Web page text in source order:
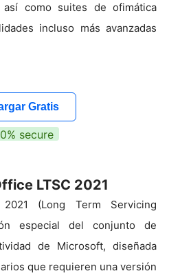
como suites de ofimática
incluso más avanzadas
Gratis
secure
LTSC 2021
(Long Term Servicing
especial del conjunto de
de Microsoft, diseñada
que requieren una versión